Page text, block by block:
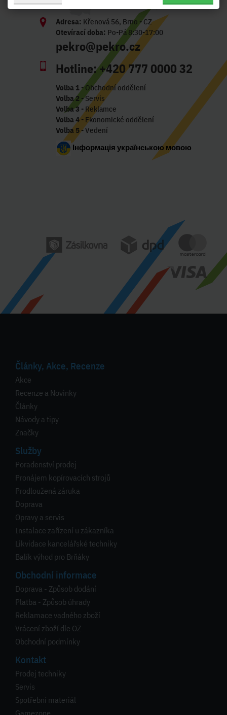
Adresa: Křenová 56, Brno - CZ
Otevírací doba: Po-Pá 8:30-17:00
pekro@pekro.cz
Hotline:+420 777 0000 32
Volba 1- Obchodní oddělení
Volba 2 - Servis
Volba 3 - Reklamce
Volba 4- Ekonomické oddělení
Volba 5- Vedení
Інформація українською мовою
Články, Akce, Recenze
Akce
Recenze a Novinky
Články
Návody a tipy
Značky
Služby
Poradenství prodej
Pronájem kopírovacích strojů
Prodloužená záruka
Doprava
Opravy a servis
Instalace zařízení u zákazníka
Likvidace kancelářské techniky
Balík výhod pro Brňáky
Obchodní informace
Doprava - Způsob dodání
Platba - Způsob úhrady
Reklamace vadného zboží
Vrácení zboží dle OZ
Obchodní podmínky
Kontakt
Prodej techniky
Servis
Spotřební materiál